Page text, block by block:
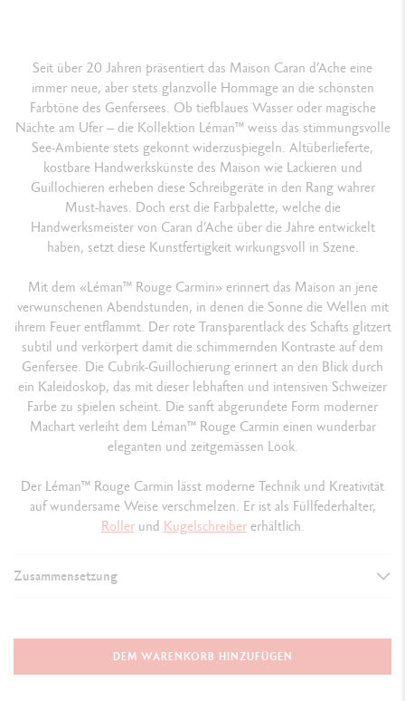
Seit über 20 Jahren präsentiert das Maison Caran d’Ache eine
immer neue, aber stets glanzvolle Hommage an die schönsten
Farbtöne des Genfersees. Ob tiefblaues Wasser oder magische
Nächte am Ufer – die Kollektion Léman™weiss das stimmungsvolle
See-Ambiente stets gekonnt widerzuspiegeln. Altüberlieferte,
kostbare Handwerkskünste des Maison wie Lackieren und
Guillochieren erheben diese Schreibgeräte in den Rang wahrer
Must-haves. Doch erst die Farbpalette, welche die
Handwerksmeister von Caran d’Ache über die Jahre entwickelt
haben, setzt diese Kunstfertigkeit wirkungsvoll in Szene.
Mit dem «Léman™Rouge Carmin» erinnert das Maison an jene
verwunschenen Abendstunden, in denen die Sonne die Wellen mit
ihrem Feuer entflammt. Der rote Transparentlack des Schafts glitzert
subtil und verkörpert damit die schimmernden Kontraste auf dem
Genfersee. Die Cubrik-Guillochierung erinnert an den Blick durch
ein Kaleidoskop, das mit dieser lebhaften und intensiven Schweizer
Farbe zu spielen scheint. Die sanft abgerundete Form moderner
Machart verleiht dem Léman™Rouge Carmin einen wunderbar
eleganten und zeitgemässen Look.
Der Léman™ Rouge Carmin lässt moderne Technik und Kreativität
auf wundersame Weise verschmelzen. Er ist als Füllfederhalter,
Rollerund Kugelschreibererhältlich.
Zusammensetzung
Kugelschreiber
DEM WARENKORB HINZUFÜGEN